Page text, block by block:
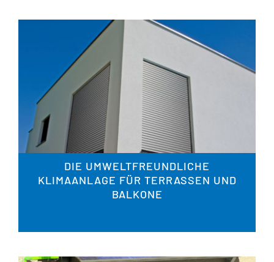
DIE UMWELTFREUNDLICHE
KLIMAANLAGE FÜR TERRASSEN UND
BALKONE